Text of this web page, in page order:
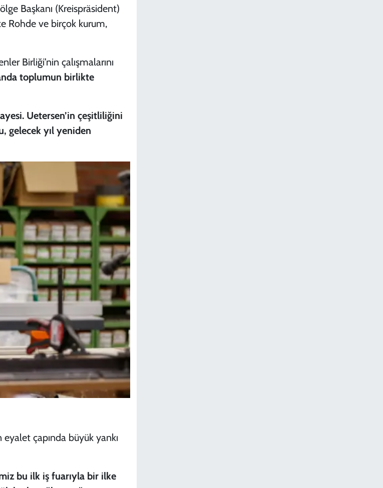
Başkanı (Kreispräsident)
Rohde ve birçok kurum,
Birliği’nin çalışmalarını
toplumun birlikte
Uetersen’in çeşitliliğini
gelecek yıl yeniden
çapında büyük yankı
bu ilk iş fuarıyla bir ilke